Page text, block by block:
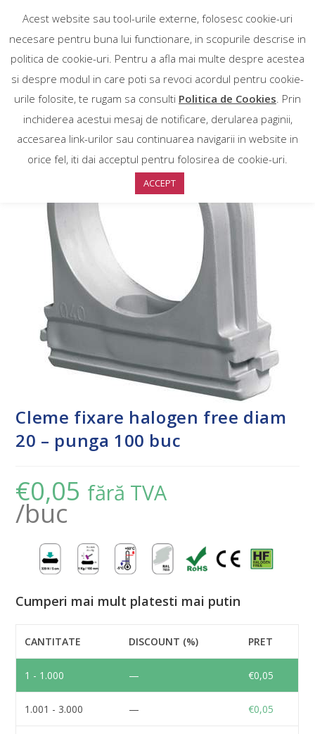
Cleme fixare halogen free diam
20 – punga 100 buc
€0,05 fără TVA
/buc
Cumperi mai mult platesti mai putin
CANTITATE DISCOUNT (%) PRET
1 - 1.000 — €0,05
1.001 - 3.000 — €0,05
Acest website sau tool-urile externe, folosesc cookie-uri
necesare pentru buna lui functionare, in scopurile descrise in
politica de cookie-uri. Pentru a afla mai multe despre acestea
si despre modul in care poti sa revoci acordul pentru cookie-
urile folosite, te rugam sa consulti Politica de Cookies. Prin
inchiderea acestui mesaj de notificare, derularea paginii,
accesarea link-urilor sau continuarea navigarii in website in
orice fel, iti dai acceptul pentru folosirea de cookie-uri.
ACCEPT